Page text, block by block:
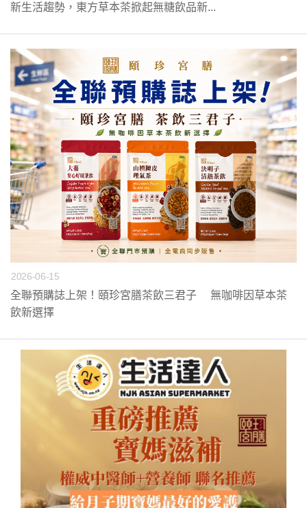
新生活趨勢，東方草本茶掀起無糖飲品新...
2026-06-15
全聯預購誌上架！頤珍宮膳茶飲三君子 無咖啡因草本茶
飲新選擇